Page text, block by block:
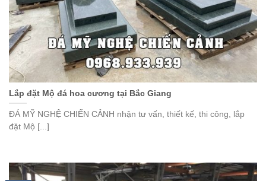
Lắp đặt Mộ đá hoa cương tại Bắc Giang
ĐÁ MỸ NGHỆ CHIẾN CẢNH nhận tư vấn, thiết kế, thi công, lắp
đặt Mộ [...]